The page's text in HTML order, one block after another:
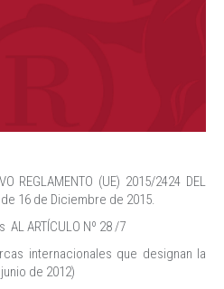
REGLAMENTO (UE) 2015/2424 DEL
de 16 de Diciembre de 2015.
AL ARTÍCULO Nº 28 /7
internacionales que designan la
de 2012)